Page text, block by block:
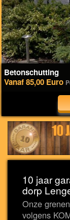
Betonschutting
Vanaf 85,00 Euro
10 jaar
dorp
Onze
volgens